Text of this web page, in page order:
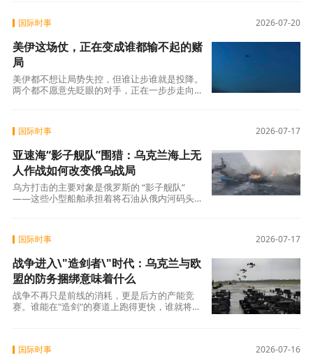
2026-07-20
国际时事
美伊这场仗，正在变成谁都输不起的赌
局
美伊都不想让局势失控，但谁让步谁就是投降。
两个都不愿意先眨眼的对手，正在一步步走向谁
2026-07-17
国际时事
亚速海“影子舰队”围猎：乌克兰海上无
人作战如何改变俄乌战局
乌方打击的主要对象是俄罗斯的 “影子舰队”
——这些小型船舶承担着将石油从俄内河码头转
2026-07-17
国际时事
战争进入\"造剑者\"时代：乌克兰与欧
盟的防务捆绑意味着什么
战争不再只是前线的消耗，更是后方的产能竞
赛。谁能在"造剑"的赛道上跑得更快，谁就将在
2026-07-16
国际时事